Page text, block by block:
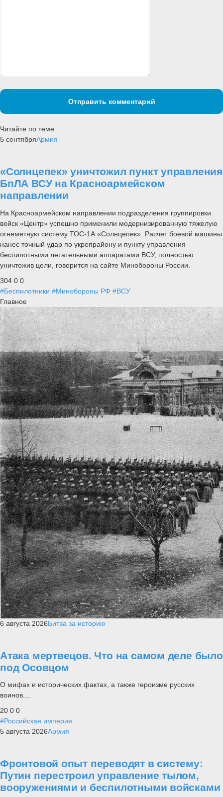
Отправить комментарий
Читайте по теме
5 сентябряАрмия
«Солнцепек» уничтожил пункт управления
БпЛА ВСУ на Красноармейском
направлении
На Красноармейском направлении подразделения группировки
войск «Центр» успешно применили модернизированную тяжелую
огнеметную систему ТОС-1А «Солнцепек». Расчет боевой машины
нанес точный удар по укрепрайону и пункту управления
беспилотными летательными аппаратами ВСУ, полностью
уничтожив цели, говорится на сайте Минобороны России.
304 0 0
#Беспилотники #Минобороны РФ #ВСУ
Главное
6 августа 2026Битва за историю
Атака мертвецов. Что на самом деле было
под Осовцом
О мифах и исторических фактах, а также героизме русских
воинов....
20 0 0
#Российская империя
5 августа 2026Армия
Фронтовой опыт переводят в систему:
Путин перестроил управление тылом,
вооружениями и беспилотными войсками